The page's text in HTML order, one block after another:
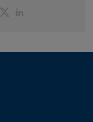
ShareShare